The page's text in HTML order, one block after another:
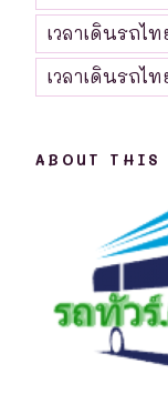
เวลาเดินรถไ
เวลาเดินรถไ
ABOUT THIS